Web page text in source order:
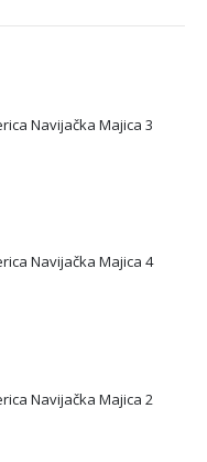
Navijačka Majica 3
Navijačka Majica 4
Navijačka Majica 2